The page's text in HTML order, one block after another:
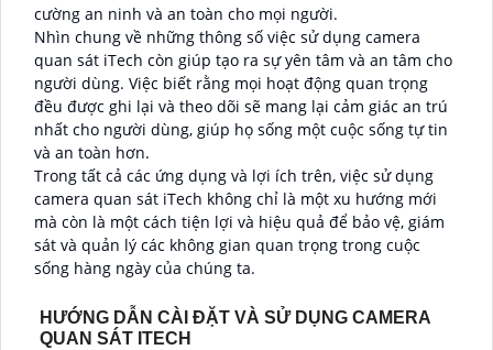
cường an ninh và an toàn cho mọi người.
Nhìn chung về những thông số việc sử dụng camera
quan sát iTech còn giúp tạo ra sự yên tâm và an tâm cho
người dùng. Việc biết rằng mọi hoạt động quan trọng
đều được ghi lại và theo dõi sẽ mang lại cảm giác an trú
nhất cho người dùng, giúp họ sống một cuộc sống tự tin
và an toàn hơn.
Trong tất cả các ứng dụng và lợi ích trên, việc sử dụng
camera quan sát iTech không chỉ là một xu hướng mới
mà còn là một cách tiện lợi và hiệu quả để bảo vệ, giám
sát và quản lý các không gian quan trọng trong cuộc
sống hàng ngày của chúng ta.
HƯỚNG DẪN CÀI ĐẶT VÀ SỬ DỤNG CAMERA
QUAN SÁT ITECH